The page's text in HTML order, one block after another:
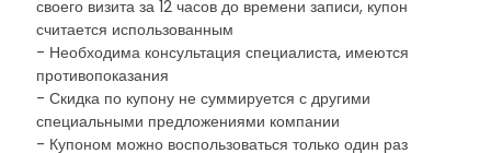
своего визита за 12 часов до времени записи, купон
считается использованным
- Необходима консультация специалиста, имеются
противопоказания
- Скидка по купону не суммируется с другими
специальными предложениями компании
- Купоном можно воспользоваться только один раз